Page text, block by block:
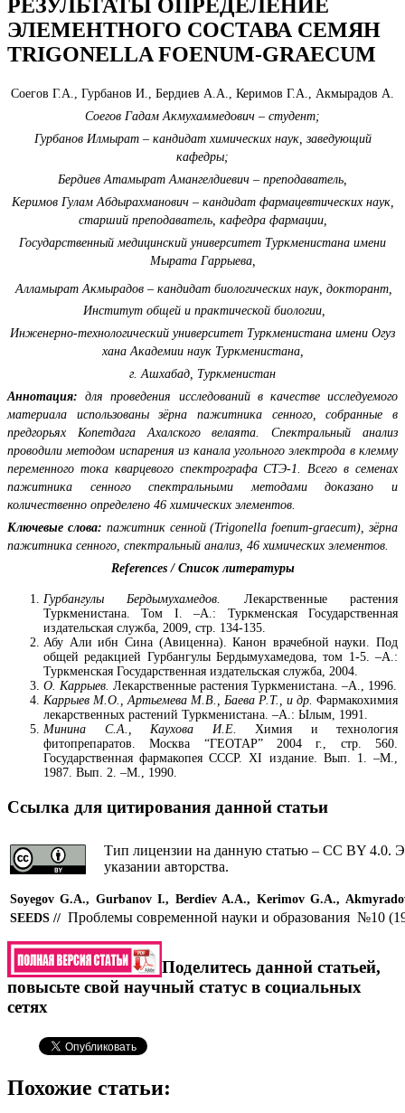
РЕЗУЛЬТАТЫ ОПРЕДЕЛЕНИЕ
ЭЛЕМЕНТНОГО СОСТАВА СЕМЯН
TRIGONELLA FOENUM-GRAECUM
Соегов Г.А., Гурбанов И., Бердиев А.А., Керимов Г.А., Акмырадов А.
Соегов Гадам Акмухаммедович – студент;
Гурбанов Илмырат – кандидат химических наук, заведующий
кафедры;
Бердиев Aтамырат Aмангелдиевич – преподаватель,
Керимов Гулам Абдырахманович – кандидат фармацевтических наук,
старший преподаватель, кафедра фармации,
Государственный медицинский университет Туркменистана имени
Мырата Гаррыева,
Алламырат Акмырадов – кандидат биологических наук, докторант,
Институт общей и практической биологии,
Инженерно-технологический университет Туркменистана имени Огуз
хана Академии наук Туркменистана,
г. Ашхабад, Туркменистан
Аннотация:
для проведения исследований в качестве исследуемого
материала использованы зёрна пажитника сенного, собранные в
предгорьях Копетдага Ахалского велаята. Спектральный анализ
проводили методом испарения из канала угольного электрода в клемму
переменного тока кварцевого спектрографа СТЭ-1.Всего в семенах
пажитника сенного спектральными методами доказано и
количественно определено 46 химических элементов.
Ключевые слова: пажитник сенной (Trigonella foenum-graecum), зёрна
пажитника сенного, спектральный анализ, 46 химических элементов.
References / Список литературы
Гурбангулы Бердымухамедов.
Лекарственные растения
Туркменистана. Том I. –A.: Туркменская Государственная
издательская служба, 2009, стр. 134-135.
Абу Али ибн Сина (Авиценна). Канон врачебной науки. Под
общей редакцией Гурбангулы Бердымухамедова, том 1-5. –A.:
Туркменская Государственная издательская служба, 2004.
O. Каррыев. Лекарственные растения Туркменистана. –A., 1996.
Каррыев М.О., Артьемева М.В., Баева Р.Т., и др. Фармакохимия
лекарственных растений Туркменистана. –А.: Ылым, 1991.
Минина С.А., Каухова И.Е. Химия и технология
фитопрепаратов. Москва “ГЕОТАР” 2004 г., стр. 560.
Государственная фармакопея СССР. XI издание. Вып. 1. –М.,
1987. Вып. 2. –М., 1990.
Ссылка для цитирования данной статьи
Тип лицензии на данную статью – CC BY 4.0.
указании авторства.
Soyegov G.A., Gurbanov I., Berdiev A.A., Kerimov G.A.,
SEEDS // Проблемы современной науки и образования №10
Поделитесь данной статьей,
повысьте свой научный статус в социальных
сетях
Похожие статьи: